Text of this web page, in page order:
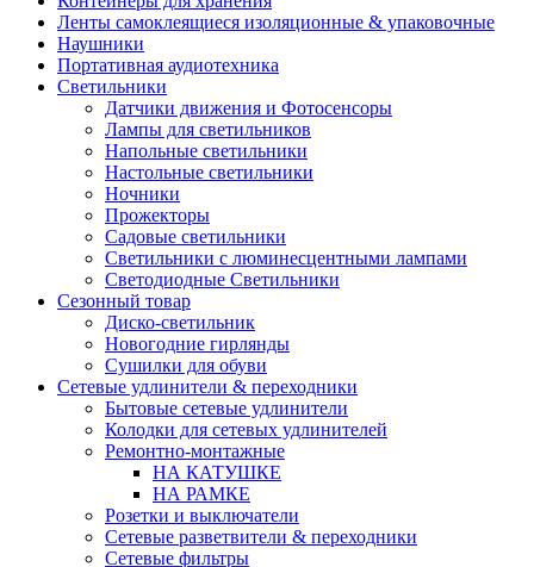
Ленты самоклеящиеся изоляционные & упаковочные
Наушники
Портативная аудиотехника
Светильники
Датчики движения и Фотосенсоры
Лампы для светильников
Напольные светильники
Настольные светильники
Ночники
Прожекторы
Садовые светильники
Светильники с люминесцентными лампами
Светодиодные Светильники
Сезонный товар
Диско-светильник
Новогодние гирлянды
Сушилки для обуви
Сетевые удлинители & переходники
Бытовые сетевые удлинители
Колодки для сетевых удлинителей
Ремонтно-монтажные
НА КАТУШКЕ
НА РАМКЕ
Розетки и выключатели
Сетевые разветвители & переходники
Сетевые фильтры